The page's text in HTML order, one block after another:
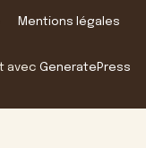
Mentions légales
avec GeneratePress